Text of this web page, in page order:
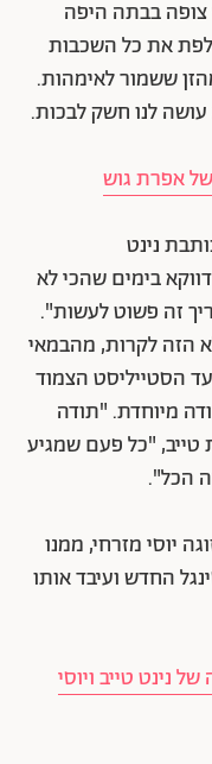
צופה בבתה היפה
את כל השכבות
ששמור לאימהות.
לנו חשק לבכות.
נינט
בימים שהכי לא
זה פשוט לעשות".
הזה לקרות, מהבמאי
הסטייליסט הצמוד
מיוחדת. "תודה
טייב, "כל פעם שמגיע
הכל".
יוסי מזרחי, ממנו
החדש ועיבד אותו
נינט טייב ויוסי